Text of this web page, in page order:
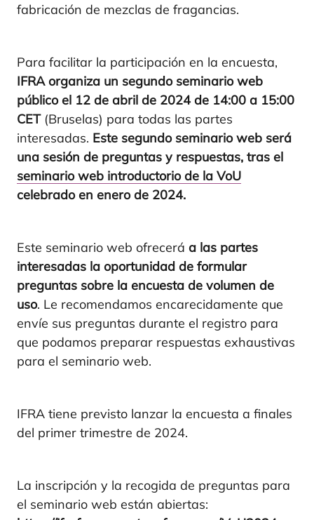
fabricación de mezclas de fragancias.
Para facilitar la participación en la encuesta,
IFRA organiza un segundo seminario web
público el 12 de abril de 2024 de 14:00 a 15:00
CET(Bruselas) para todas las partes
interesadas. Este segundo seminario web será
una sesión de preguntas y respuestas, tras el
seminario web introductorio de la VoU
celebrado en enero de 2024.
Este seminario web ofrecerá a las partes
interesadas la oportunidad de formular
preguntas sobre la encuesta de volumen de
uso. Le recomendamos encarecidamente que
envíe sus preguntas durante el registro para
que podamos preparar respuestas exhaustivas
para el seminario web.
IFRA tiene previsto lanzar la encuesta a finales
del primer trimestre de 2024.
La inscripción y la recogida de preguntas para
el seminario web están abiertas: